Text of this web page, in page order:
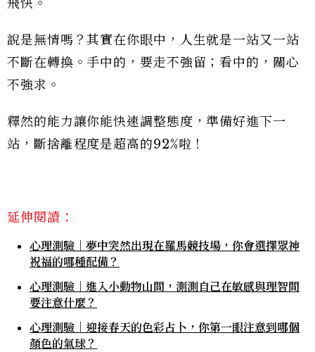
飛快。
說是無情嗎？其實在你眼中，人生就是一站又一站
不斷在轉換。手中的，要走不強留；看中的，關心
不強求。
釋然的能力讓你能快速調整態度，準備好進下一
站，斷捨離程度是超高的92%啦！
延伸閱讀：
心理測驗｜夢中突然出現在羅馬競技場，你會選擇眾神
祝福的哪種配備？
心理測驗｜進入小動物山間，測測自己在敏感與理智間
要注意什麼？
心理測驗｜迎接春天的色彩占卜，你第一眼注意到哪個
顏色的氣球？